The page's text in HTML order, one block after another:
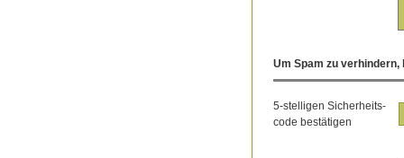
Um Spam zu
5-stelligen Sicherheits-
code bestätigen